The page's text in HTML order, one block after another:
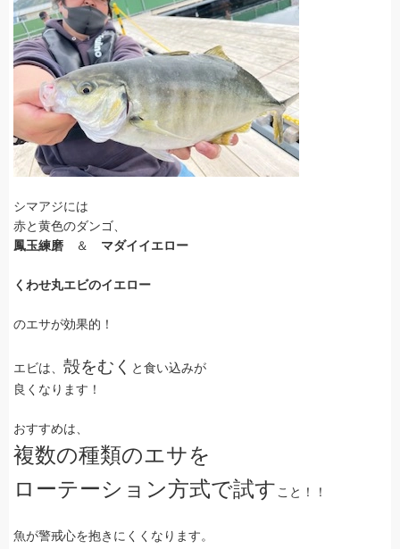
シマアジには
赤と黄色のダンゴ、
鳳玉練磨 ＆ マダイイエロー
くわせ丸エビのイエロー
のエサが効果的！
エビは、 殻をむく と食い込みが
良くなります！
おすすめは、
複数の種類のエサを
ローテーション方式で試す こと！！
魚が警戒心を抱きにくくなります。